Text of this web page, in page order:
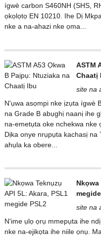
ígwè carbon S460NH (SHS,
ọkọlọtọ EN 10210. Ihe Dị
nke a na-ahazi nke ọma...
ASTM
Chaatị
site na
N'ụwa asọmpi nke ịzụta ígwè
na Grade B abụghị naanị ihe
na-emetụta oke nchekwa nke
Dịka onye nrụpụta kachasị na
ahụla ka obere...
Nkọwa
site na
N'ime ụlọ ọrụ mmepụta ihe
nke na-ejikọta ihe niile ọnụ.